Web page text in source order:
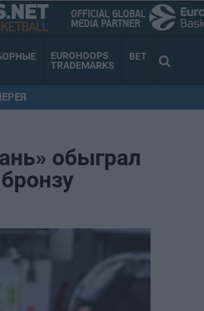
EUROHOOPS
TRADEMARKS
BET
обыграл